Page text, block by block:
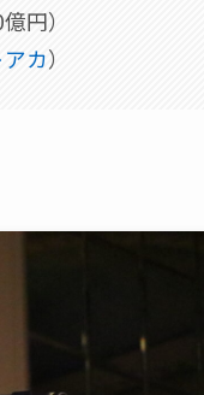
円）
カ）